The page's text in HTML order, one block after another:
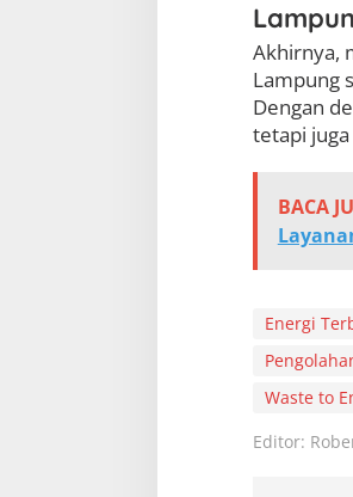
Akhirnya,
Lampung
Dengan
tetapi
BACA
Energi
Waste to
Editor: